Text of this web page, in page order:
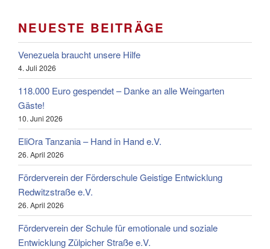
NEUESTE BEITRÄGE
Venezuela braucht unsere Hilfe
4. Juli 2026
118.000 Euro gespendet – Danke an alle Weingarten
Gäste!
10. Juni 2026
EliOra Tanzania – Hand in Hand e.V.
26. April 2026
Förderverein der Förderschule Geistige Entwicklung
Redwitzstraße e.V.
26. April 2026
Förderverein der Schule für emotionale und soziale
Entwicklung Zülpicher Straße e.V.